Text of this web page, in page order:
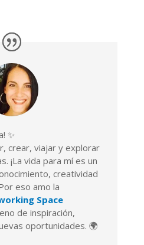
✨
crear, viajar y explorar
¡La vida para mí es un
creatividad
eso amo la
Space
de inspiración,
oportunidades. 🌍